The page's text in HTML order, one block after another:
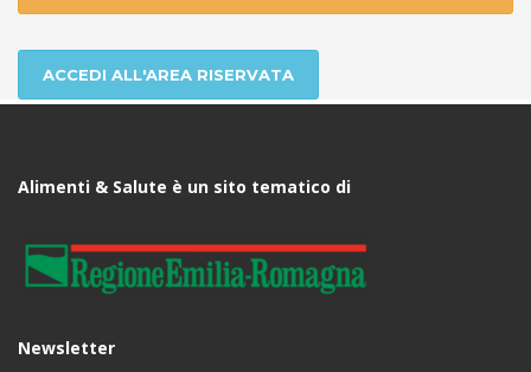
ACCEDI ALL'AREA RISERVATA
Alimenti & Salute è un sito tematico di
Newsletter